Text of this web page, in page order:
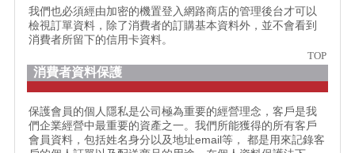
我們也必須經由加密的機置登入網路商店的管理後台才可以
檢視訂單資料，除了消費者的訂購基本資料外，並不會看到
消費者所留下的信用卡資料。
TOP
消費者資料保護
保護會員的個人隱私是公司極為重要的經營理念，客戶是我
們企業經營中最重要的資產之一。我們所能獲得的所有客戶
會員資料，包括姓名身分以及地址email等， 都是用來記錄客